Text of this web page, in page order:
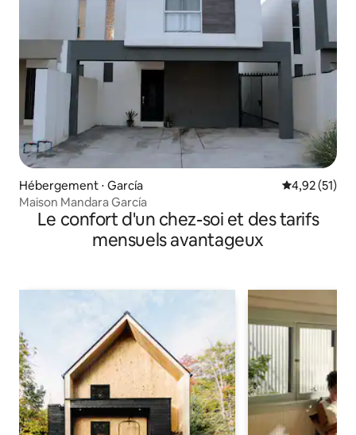
Hébergement ⋅ García Évaluation
4,92 (51)
Maison Mandara García
Le confort d'un chez-soi et des tarifs
mensuels avantageux